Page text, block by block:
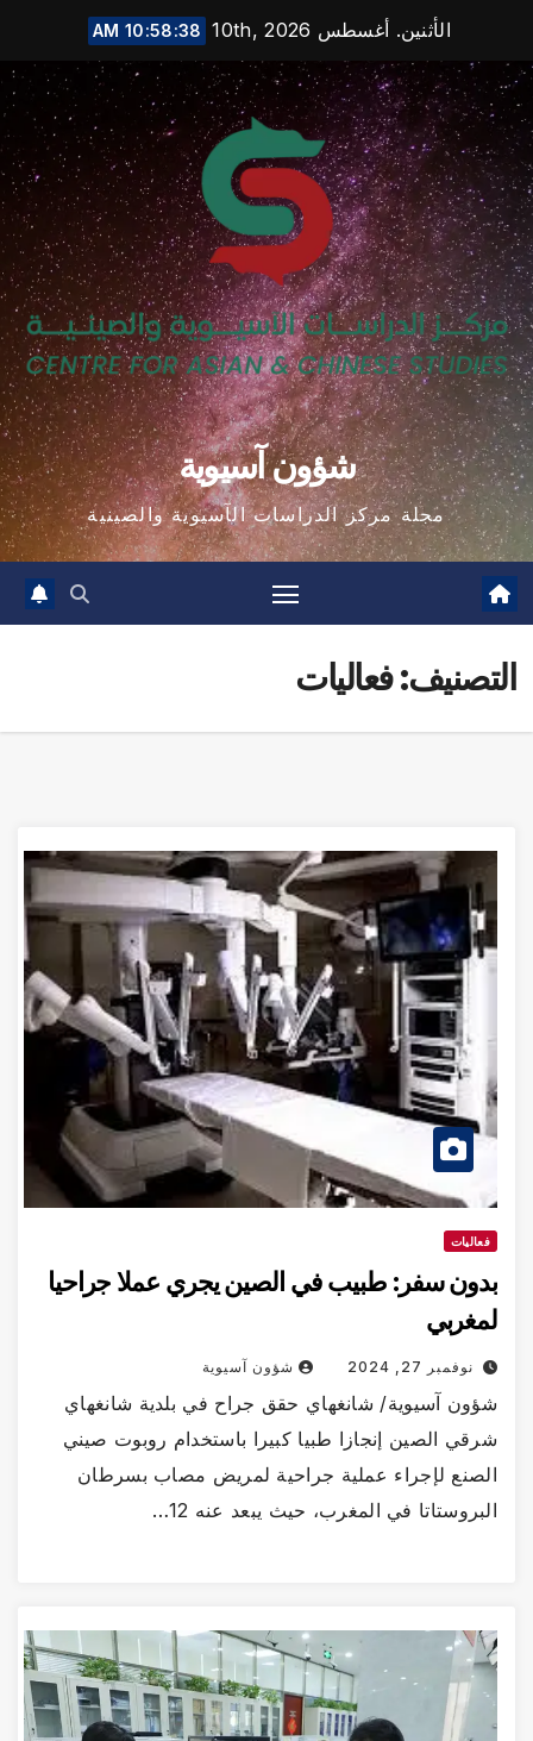
content
الأثنين. أغسطس 10th, 2026 10:58:39 AM
شؤون آسيوية
مجلة مركز الدراسات الآسيوية والصينية
التصنيف:فعاليات
فعاليات
بدون سفر: طبيب في الصين يجري عملا جراحيا
لمغربي
نوفمبر 27, 2024 شؤون آسيوية
شؤون آسيوية/ شانغهاي حقق جراح في بلدية شانغهاي
شرقي الصين إنجازا طبيا كبيرا باستخدام روبوت صيني
الصنع لإجراء عملية جراحية لمريض مصاب بسرطان
البروستاتا في المغرب، حيث يبعد عنه 12…